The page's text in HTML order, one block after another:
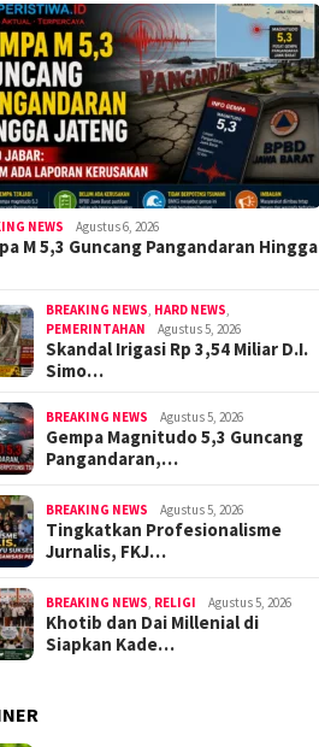
NEWS Agustus 6, 2026
M 5,3 Guncang Pangandaran Hingga
BREAKING NEWS HARD NEWS
PEMERINTAHAN
Agustus 5, 2026
Skandal Irigasi Rp 3,54 Miliar D.I.
Simo…
BREAKING NEWS Agustus 5, 2026
Gempa Magnitudo 5,3 Guncang
Pangandaran,…
BREAKING NEWS Agustus 5, 2026
Tingkatkan Profesionalisme
Jurnalis, FKJ…
BREAKING NEWS RELIGI Agustus 5, 2026
Khotib dan Dai Millenial di
Siapkan Kade…